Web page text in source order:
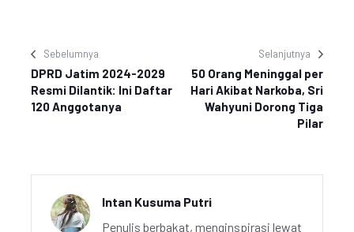
Sebelumnya
DPRD Jatim 2024-2029
Resmi Dilantik: Ini Daftar
120 Anggotanya
Selanjutnya
50 Orang Meninggal per
Hari Akibat Narkoba, Sri
Wahyuni Dorong Tiga
Pilar
Intan Kusuma Putri
Penulis berbakat, menginspirasi lewat